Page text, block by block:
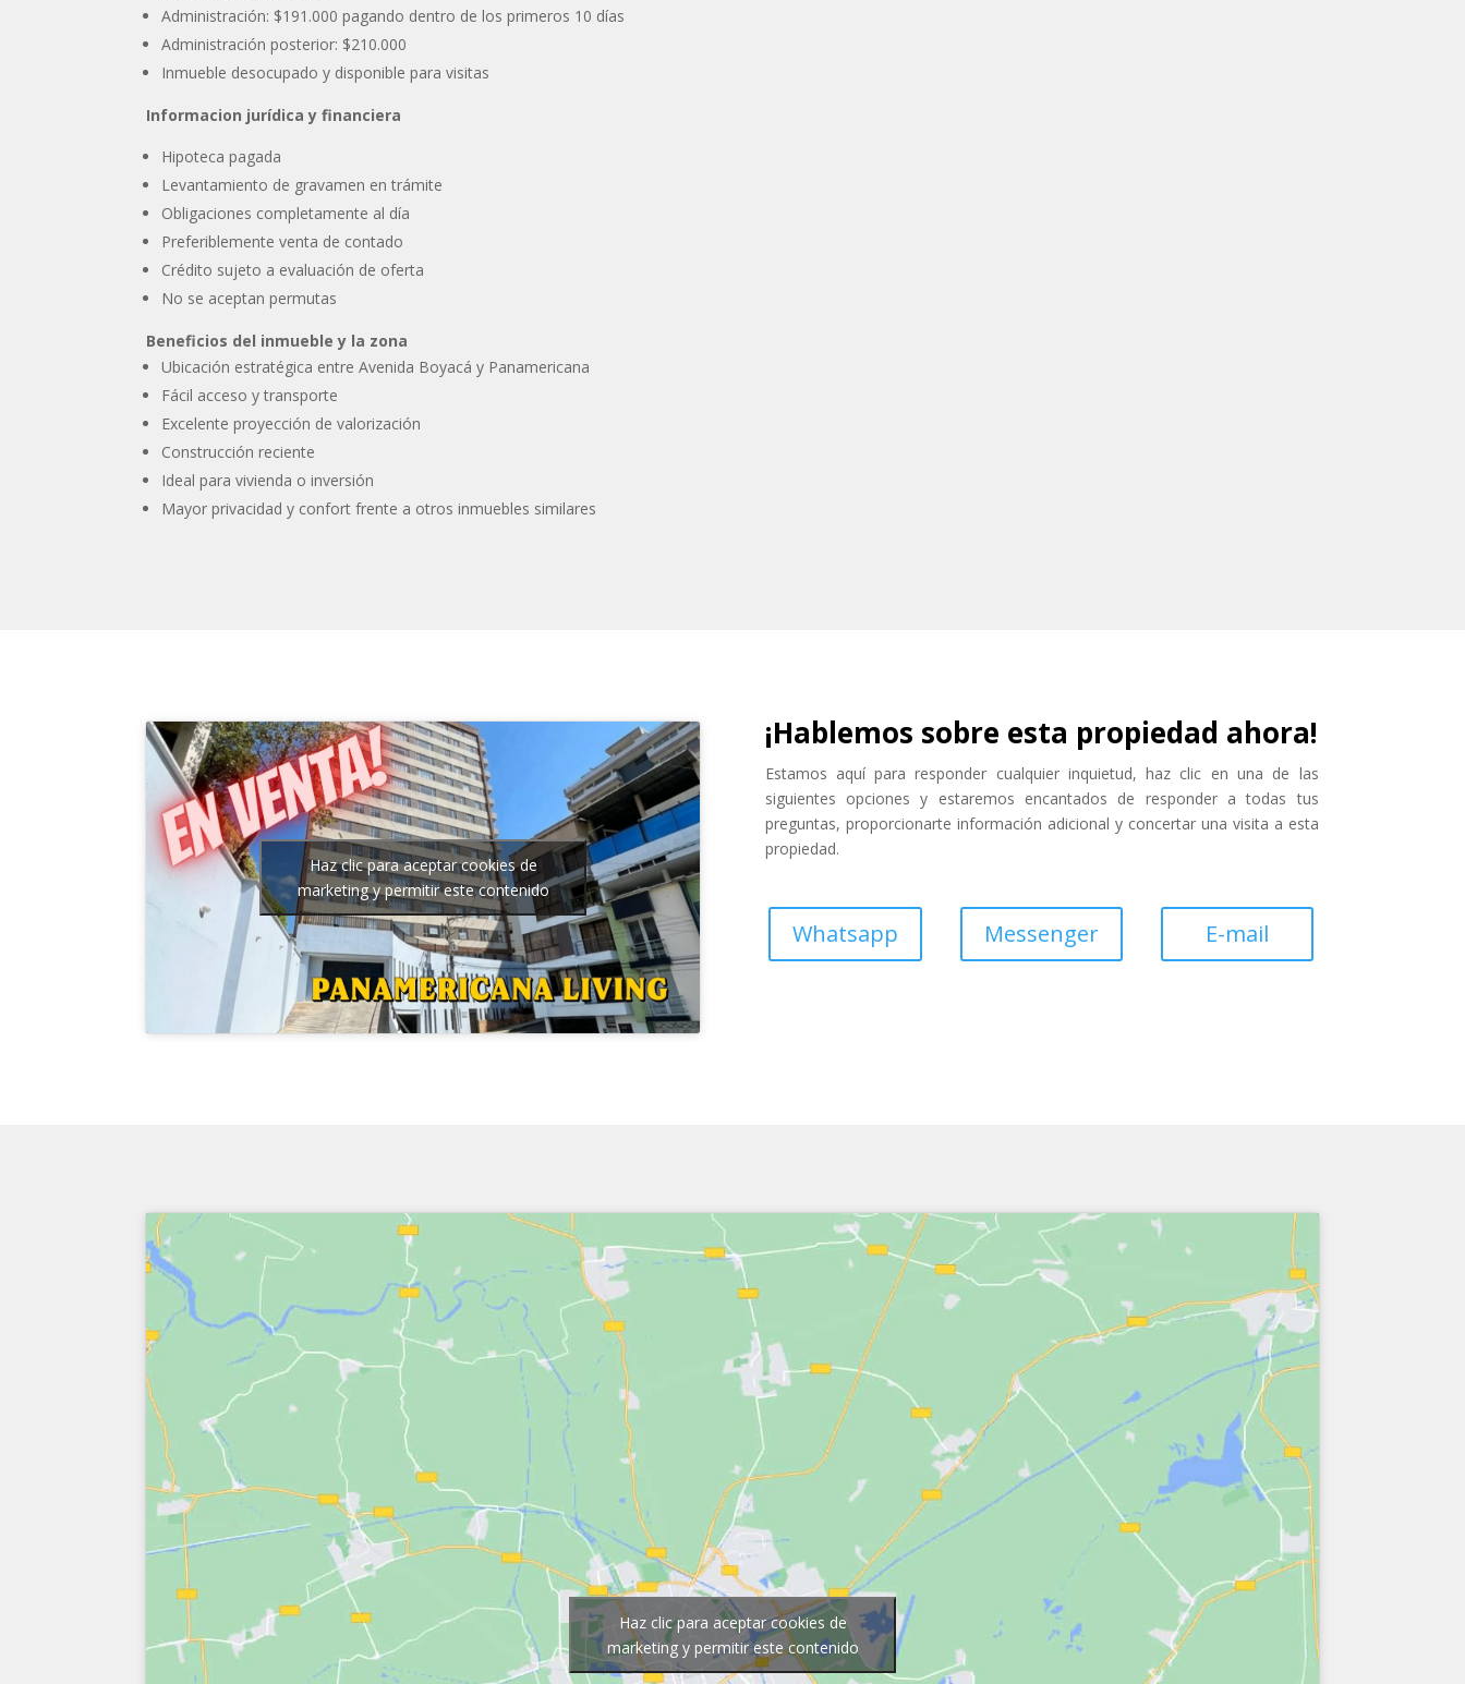
Administración: $191.000 pagando dentro de los primeros 10 días
Administración posterior: $210.000
Inmueble desocupado y disponible para visitas
Informacion jurídica y financiera
Hipoteca pagada
Levantamiento de gravamen en trámite
Obligaciones completamente al día
Preferiblemente venta de contado
Crédito sujeto a evaluación de oferta
No se aceptan permutas
Beneficios del inmueble y la zona
Ubicación estratégica entre Avenida Boyacá y Panamericana
Fácil acceso y transporte
Excelente proyección de valorización
Construcción reciente
Ideal para vivienda o inversión
Mayor privacidad y confort frente a otros inmuebles similares
Haz clic para aceptar cookies de
marketing y permitir este contenido
¡Hablemos sobre esta propiedad ahora!
Estamos aquí para responder cualquier inquietud, haz clic en una de las
siguientes opciones y estaremos encantados de responder a todas tus
preguntas, proporcionarte información adicional y concertar una visita a esta
propiedad.
Whatsapp Messenger E-mail
Haz clic para aceptar cookies de
marketing y permitir este contenido